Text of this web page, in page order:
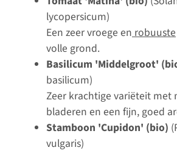
lycopersicum)
Een zeer vroege enrobuuste
volle grond.
Basilicum 'Middelgroot'
basilicum)
Zeer krachtige variëteit met
bladeren en een fijn, goed
Stamboon 'Cupidon' (bio)
vulgaris)